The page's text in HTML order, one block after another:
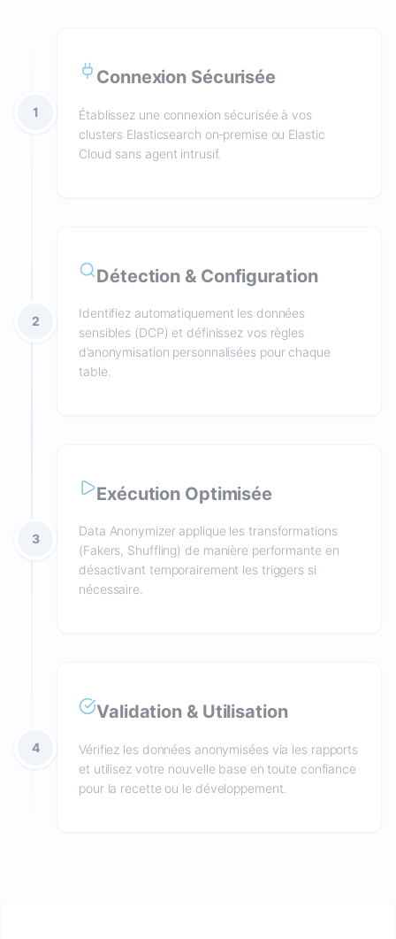
1
Connexion Sécurisée
Établissez une connexion sécurisée à vos
clusters Elasticsearch on‑premise ou Elastic
Cloud sans agent intrusif.
2
Détection & Configuration
Identifiez automatiquement les données
sensibles (DCP) et définissez vos règles
d’anonymisation personnalisées pour chaque
table.
3
Exécution Optimisée
Data Anonymizer applique les transformations
(Fakers, Shuffling) de manière performante en
désactivant temporairement les triggers si
nécessaire.
4
Validation & Utilisation
Vérifiez les données anonymisées via les rapports
et utilisez votre nouvelle base en toute confiance
pour la recette ou le développement.